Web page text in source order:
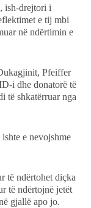
ish-drejtori i
e tij mbi
në ndërtimin e
Pfeiffer
i dhe donatorë të
të shkatërruar nga
e nevojshme
të ndërtohet diçka
të ndërtojnë jetët
gjallë apo jo.